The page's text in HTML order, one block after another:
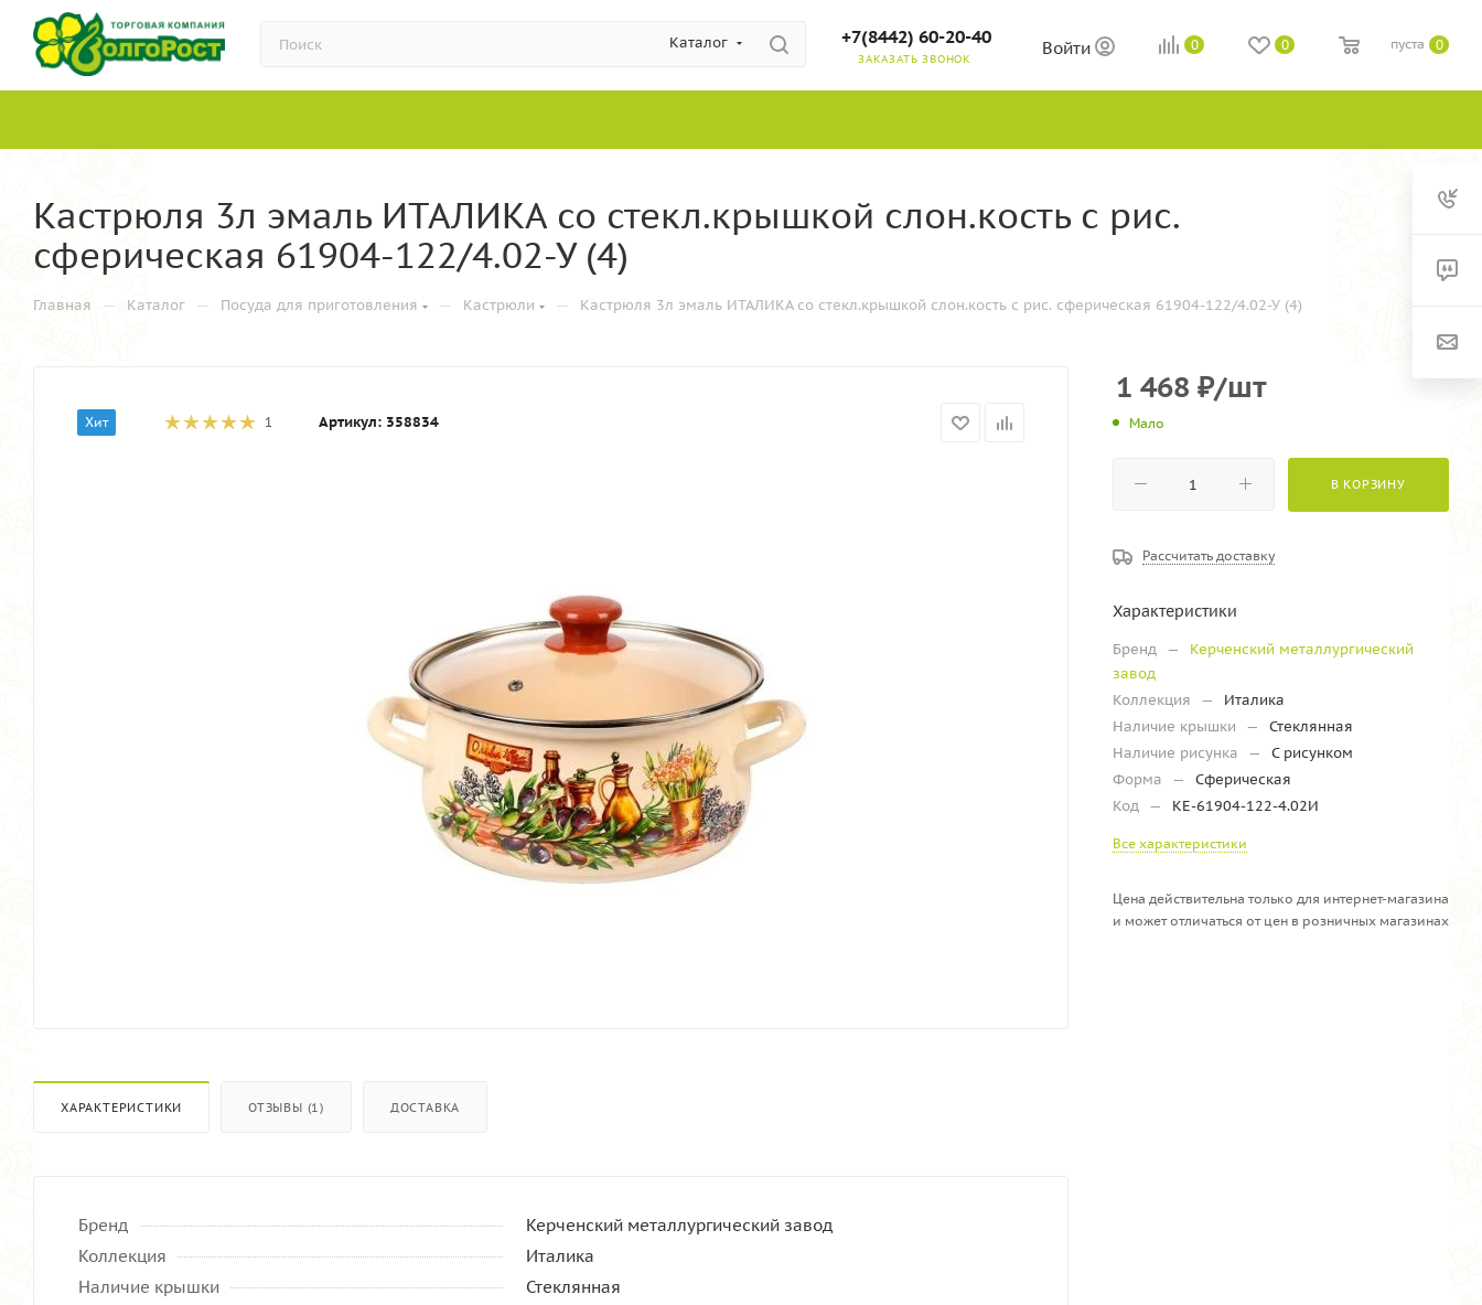
Каталог +7(8442) 60-20-40
ЗАКАЗАТЬ ЗВОНОК
Войти 0 0 0
пуста
Кастрюля 3л эмаль ИТАЛИКА со стекл.крышкой слон.кость с рис.
сферическая 61904-122/4.02-У (4)
Главная — Каталог — Посуда для приготовления — Кастрюли — Кастрюля 3л эмаль ИТАЛИКА со стекл.крышкой слон.кость с рис. сферическая 61904-122/4.02-У (4)
Хит 1 Артикул: 358834
ХАРАКТЕРИСТИКИ ОТЗЫВЫ (1) ДОСТАВКА
Бренд
Керченский металлургический завод
Коллекция
Италика
Наличие крышки
Стеклянная
1 468 ₽/шт
Мало
В КОРЗИНУ
Рассчитать доставку
Характеристики
Бренд —
Керченский металлургический
завод
Коллекция
—
Италика
Наличие крышки
—
Стеклянная
Наличие рисунка
—
С рисунком
Форма
—
Сферическая
Код — КЕ-61904-122-4.02И
Все характеристики
Цена действительна только для интернет-магазина
и может отличаться от цен в розничных магазинах